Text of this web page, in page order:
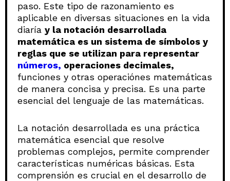
paso. Este tipo de razonamiento es
aplicable en diversas situaciones en la vida
diaría y la notación desarrollada
matemática es un sistema de símbolos y
reglas que se utilizan para representar
números, operaciones decimales,
funciones y otras operaciónes matemáticas
de manera concisa y precisa. Es una parte
esencial del lenguaje de las matemáticas.
La notación desarrollada es una práctica
matemática esencial que resolve
problemas complejos, permite comprender
características numéricas básicas. Esta
comprensión es crucial en el desarrollo de